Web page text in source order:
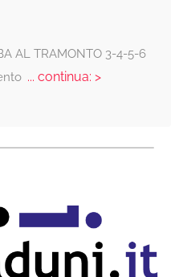
AL TRAMONTO 3-4-5-6
... continua: >